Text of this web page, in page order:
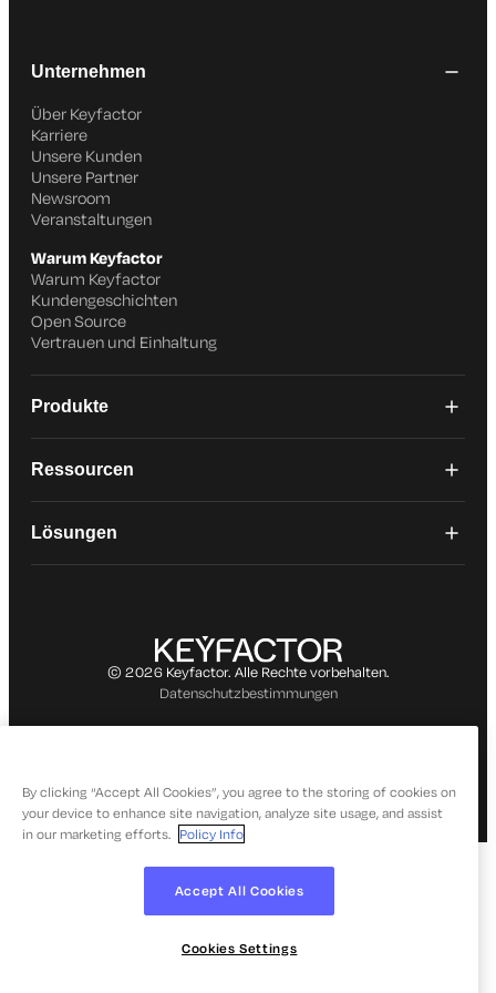
Unternehmen
Über Keyfactor
Karriere
Unsere Kunden
Unsere Partner
Newsroom
Veranstaltungen
Warum Keyfactor
Warum Keyfactor
Kundengeschichten
Open Source
Vertrauen und Einhaltung
Produkte
Ressourcen
Lösungen
© 2026 Keyfactor. Alle Rechte vorbehalten.
Datenschutzbestimmungen
By clicking “Accept All Cookies”, you agree to the storing of cookies on
your device to enhance site navigation, analyze site usage, and assist
in our marketing efforts. Policy Info
Accept All Cookies
Cookies Settings